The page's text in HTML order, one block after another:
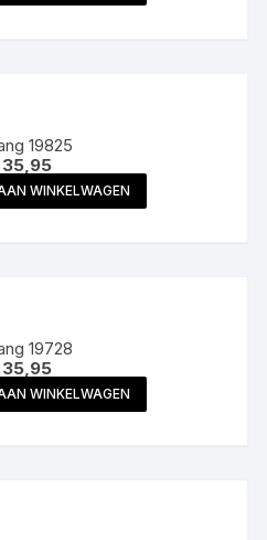
19825
35,95
WINKELWAGEN
19728
35,95
WINKELWAGEN